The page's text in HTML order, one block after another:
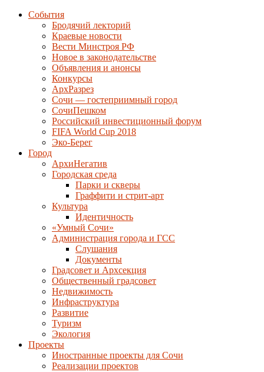
События
Бродячий лекторий
Краевые новости
Вести Минстроя РФ
Новое в законодательстве
Объявления и анонсы
Конкурсы
АрхРазрез
Сочи — гостеприимный город
СочиПешком
Российский инвестиционный форум
FIFA World Cup 2018
Эко-Берег
Город
АрхиНегатив
Городская среда
Парки и скверы
Граффити и стрит-арт
Культура
Идентичность
«Умный Сочи»
Администрация города и ГСС
Слушания
Документы
Градсовет и Архсекция
Общественный градсовет
Недвижимость
Инфраструктура
Развитие
Туризм
Экология
Проекты
Иностранные проекты для Сочи
Реализации проектов